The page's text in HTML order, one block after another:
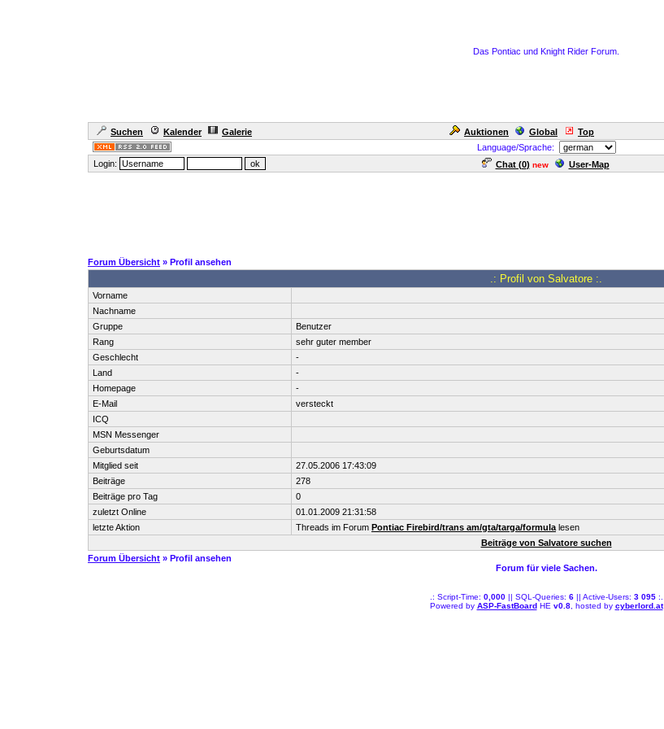
Das Pontiac und Knight Rider Forum.
Suchen Kalender Galerie Auktionen Global Top
Language/Sprache:
Login:
Chat (0) new User-Map
Forum Übersicht » Profil ansehen
.: Profil von Salvatore :.
Vorname
Nachname
Gruppe
Benutzer
Rang
sehr guter member
Geschlecht
-
Land
-
Homepage
-
E-Mail
versteckt
ICQ
MSN Messenger
Geburtsdatum
Mitglied seit
27.05.2006 17:43:09
Beiträge
278
Beiträge pro Tag
0
zuletzt Online
01.01.2009 21:31:58
letzte Aktion
Threads im Forum Pontiac Firebird/trans am/gta/targa/formula lesen
Beiträge von Salvatore suchen
Forum Übersicht » Profil ansehen
Forum für viele Sachen.
.: Script-Time: 0,000|| SQL-Queries: 6|| Active-Users: 3 095:.
Powered by ASP-FastBoardHE v0.8, hosted by cyberlord.at